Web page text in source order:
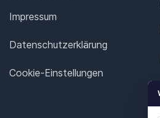
Impressum
Datenschutz­erklärung
Cookie-Einstellungen